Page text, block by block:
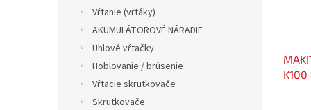
Vŕtanie (vrtáky)
AKUMULÁTOROVÉ NÁRADIE
Uhlové vŕtačky
Hoblovanie / brúsenie
Vŕtacie skrutkovače
Skrutkovače